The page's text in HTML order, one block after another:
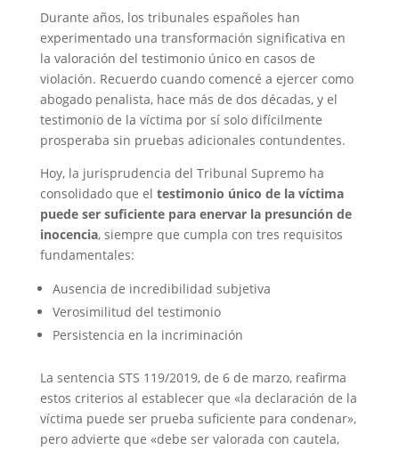
Durante años, los tribunales españoles han
experimentado una transformación significativa en
la valoración del testimonio único en casos de
violación. Recuerdo cuando comencé a ejercer como
abogado penalista, hace más de dos décadas, y el
testimonio de la víctima por sí solo difícilmente
prosperaba sin pruebas adicionales contundentes.
Hoy, la jurisprudencia del Tribunal Supremo ha
consolidado que el testimonio único de la víctima
puede ser suficiente para enervar la presunción de
inocencia, siempre que cumpla con tres requisitos
fundamentales:
Ausencia de incredibilidad subjetiva
Verosimilitud del testimonio
Persistencia en la incriminación
La sentencia STS 119/2019, de 6 de marzo, reafirma
estos criterios al establecer que «la declaración de la
víctima puede ser prueba suficiente para condenar»,
pero advierte que «debe ser valorada con cautela,